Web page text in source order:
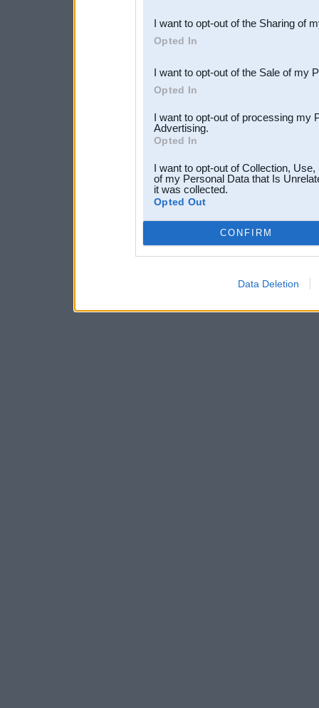
Downstream Participants
third parties.
I want to opt-out of the Sharing of
Opted In
I want to opt-out of the Sale of my
Opted In
I want to opt-out of processing my
Advertising.
Opted In
I want to opt-out of Collection,
of my Personal Data that Is
it was collected.
Opted Out
CONFIRM
Data Deletion